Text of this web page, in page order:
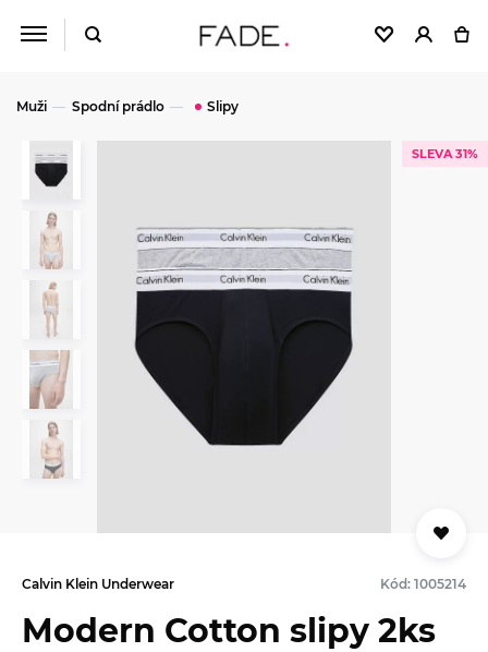
Muži Spodní prádlo Slipy
SLEVA 31%
Calvin Klein Underwear Kód: 1005214
Modern Cotton slipy 2ks